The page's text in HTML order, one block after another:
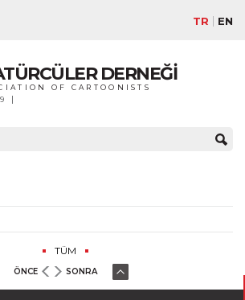
TR EN
DERNEĞİ
OF CARTOONISTS
TÜM
ÖNCE SONRA